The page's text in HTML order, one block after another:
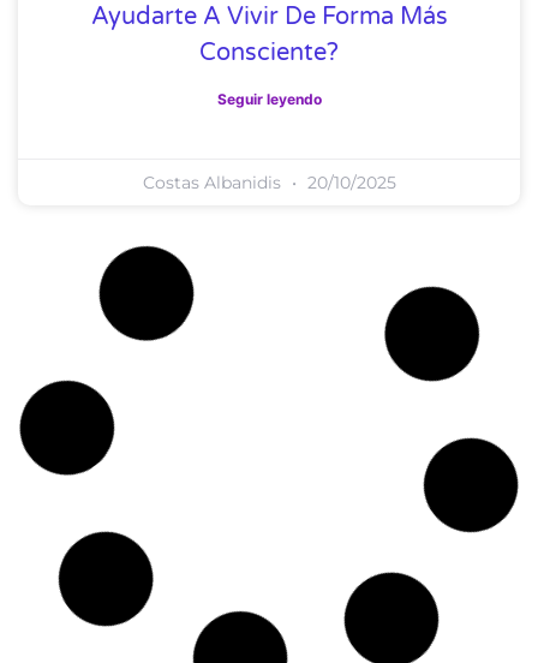
Ayudarte A Vivir De Forma Más
Consciente?
Seguir leyendo
Costas Albanidis 20/10/2025
15/09/2025